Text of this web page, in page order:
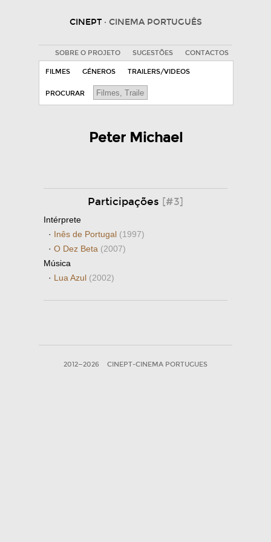
CINEPT · CINEMA PORTUGUÊS
SOBRE O PROJETO SUGESTÕES CONTACTOS
FILMES GÉNEROS TRAILERS/VIDEOS
PROCURAR
Peter Michael
Participações [#3]
Intérprete
· Inês de Portugal (1997)
· O Dez Beta (2007)
Música
· Lua Azul (2002)
2012—2026 CINEPT-CINEMA PORTUGUES